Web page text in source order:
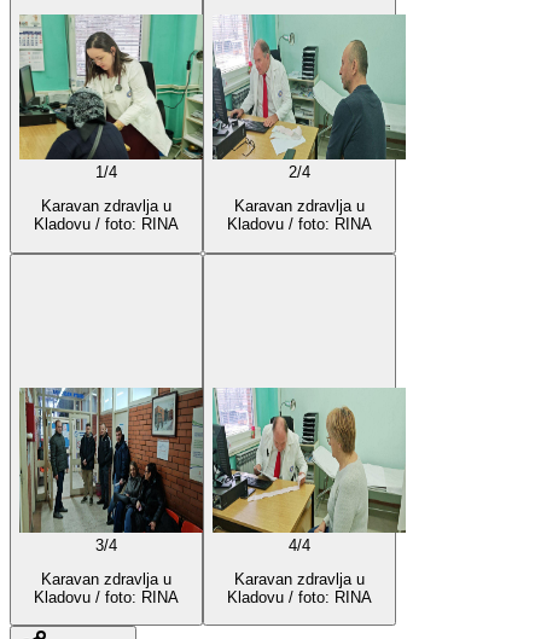
1 /4
Karavan zdravlja u
Kladovu / foto: RINA
2/4
Karavan zdravlja u
Kladovu / foto: RINA
3/4
Karavan zdravlja u
Kladovu / foto: RINA
4/4
Karavan zdravlja u
Kladovu / foto: RINA